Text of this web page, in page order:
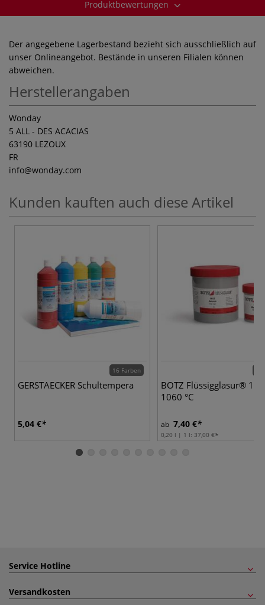
Produktbewertungen
Der angegebene Lagerbestand bezieht sich ausschließlich auf
unser Onlineangebot. Bestände in unseren Filialen können
abweichen.
Herstellerangaben
Wonday
5 ALL - DES ACACIAS
63190 LEZOUX
FR
info@wonday.com
Kunden kauften auch diese Artikel
16 Farben
GERSTAECKER Schultempera
5,04 €
BOTZ Flüssigglasur®
1060 °C
ab 7,40 €
0,20 l | 1 l: 37,00 €
Service Hotline
Versandkosten